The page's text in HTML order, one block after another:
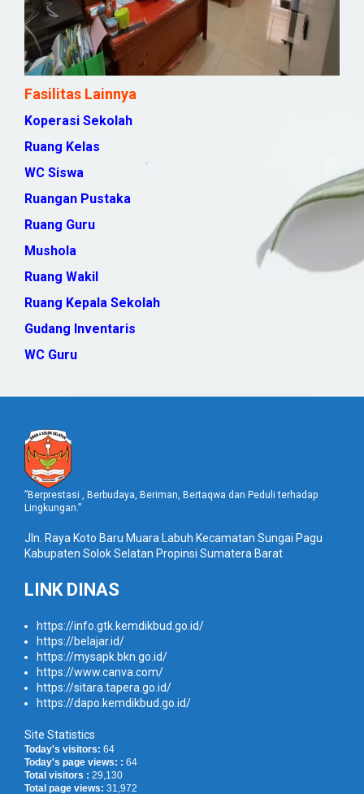
Fasilitas Lainnya
Koperasi Sekolah
Ruang Kelas
WC Siswa
Ruangan Pustaka
Ruang Guru
Mushola
Ruang Wakil
Ruang Kepala Sekolah
Gudang Inventaris
WC Guru
”Berprestasi , Berbudaya, Beriman, Bertaqwa dan Peduli terhadap
Lingkungan.”
Jln. Raya Koto Baru Muara Labuh Kecamatan Sungai Pagu
Kabupaten Solok Selatan Propinsi Sumatera Barat
LINK DINAS
https://info.gtk.kemdikbud.go.id/
https://belajar.id/
https://mysapk.bkn.go.id/
https://www.canva.com/
https://sitara.tapera.go.id/
https://dapo.kemdikbud.go.id/
Site Statistics
Today's visitors: 64
Today's page views: : 64
Total visitors : 29,130
Total page views: 31,972